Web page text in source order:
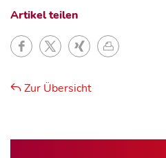
Artikel teilen
Zur Übersicht